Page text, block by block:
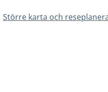
Större karta och